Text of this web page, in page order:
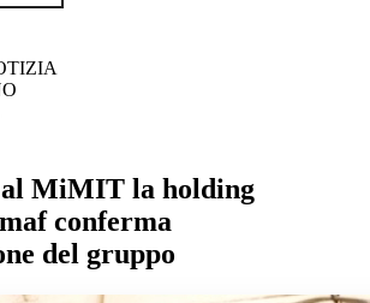
al MiMIT la holding
conferma
del gruppo